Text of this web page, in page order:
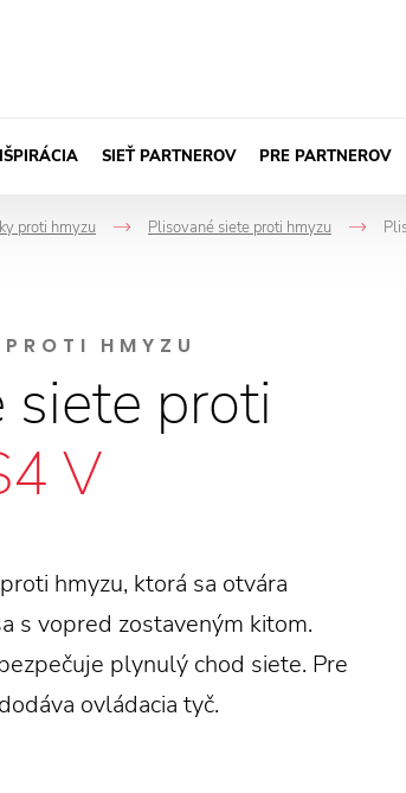
SIEŤ PARTNEROV PRE PARTNEROV
proti hmyzu
->
Plisované siete proti hmyzu
HMYZU
siete proti
V
hmyzu, ktorá sa otvára
s vopred zostaveným kitom.
plynulý chod siete. Pre
ovládacia tyč.